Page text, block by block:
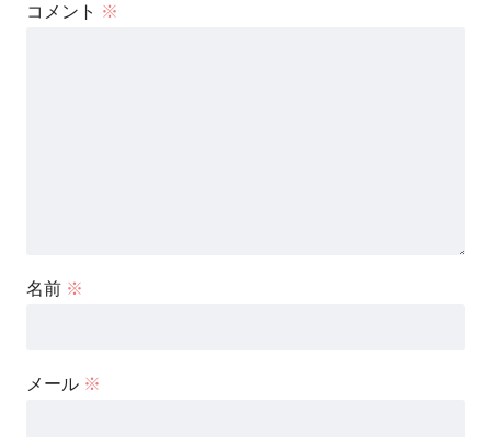
コメント ※
名前 ※
メール ※